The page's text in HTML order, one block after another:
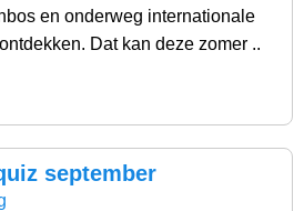
en onderweg internationale
Dat kan deze zomer ..
september